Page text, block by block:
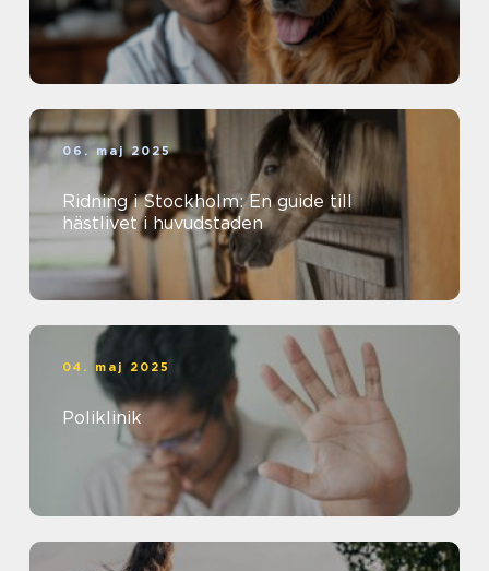
06. maj 2025
Ridning i Stockholm: En guide till
hästlivet i huvudstaden
04. maj 2025
Poliklinik